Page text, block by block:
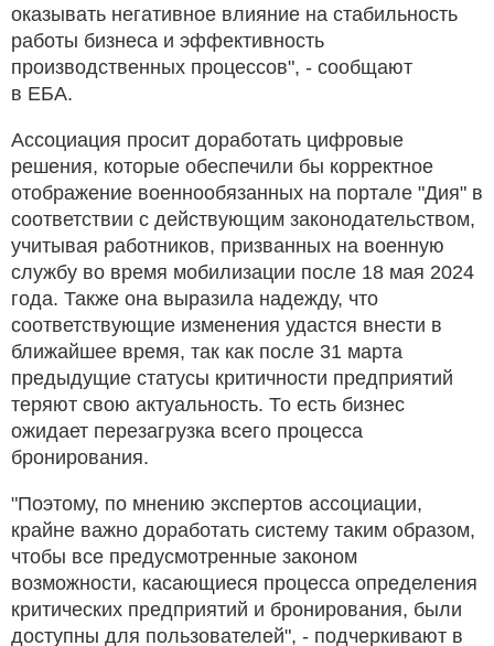
оказывать негативное влияние на стабильность
работы бизнеса и эффективность
производственных процессов", - сообщают
в EБA.
Ассоциация просит доработать цифровые
решения, которые обеспечили бы корректное
отображение военнообязанных на портале "Дия" в
соответствии с действующим законодательством,
учитывая работников, призванных на военную
службу во время мобилизации после 18 мая 2024
года. Также она выразила надежду, что
соответствующие изменения удастся внести в
ближайшее время, так как после 31 марта
предыдущие статусы критичности предприятий
теряют свою актуальность. То есть бизнес
ожидает перезагрузка всего процесса
бронирования.
"Поэтому, по мнению экспертов ассоциации,
крайне важно доработать систему таким образом,
чтобы все предусмотренные законом
возможности, касающиеся процесса определения
критических предприятий и бронирования, были
доступны для пользователей", - подчеркивают в